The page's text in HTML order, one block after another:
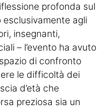
profonda sul
esclusivamente agli
insegnanti,
– l’evento ha avuto
di confronto
le difficoltà dei
d’età che
preziosa sia un